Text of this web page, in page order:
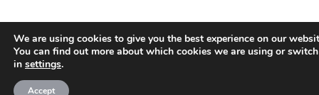
We are using cookies to give you the best experience on our
You can find out more about which cookies we are using or
in settings.
Accept